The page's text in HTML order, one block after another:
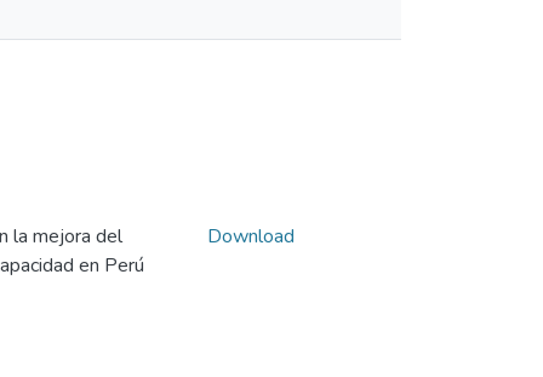
la mejora del
en Perú
Download